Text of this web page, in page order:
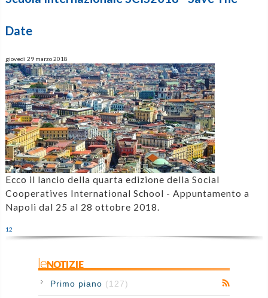
Date
giovedì 29 marzo 2018
Ecco il lancio della quarta edizione della Social
Cooperatives International School - Appuntamento a
Napoli dal 25 al 28 ottobre 2018.
12
leNOTIZIE
Primo piano (127)